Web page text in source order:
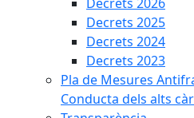
Decrets 2025
Decrets 2024
Decrets 2023
Pla de Mesures
Conducta dels alts